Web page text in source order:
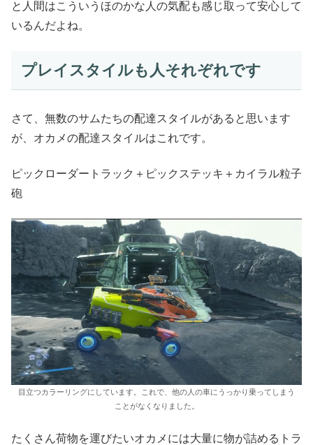
と人間はこういうほのかな人の気配も感じ取って安心して
いるんだよね。
プレイスタイルも人それぞれです
さて、無数のサムたちの配達スタイルがあると思います
が、オカメの配達スタイルはこれです。
ピックローダートラック＋ピックステッキ＋カイラル粒子
砲
目立つカラーリングにしています。これで、他の人の車にうっかり乗ってしまう
ことがなくなりました。
たくさん荷物を運びたいオカメには大量に物が詰めるトラ